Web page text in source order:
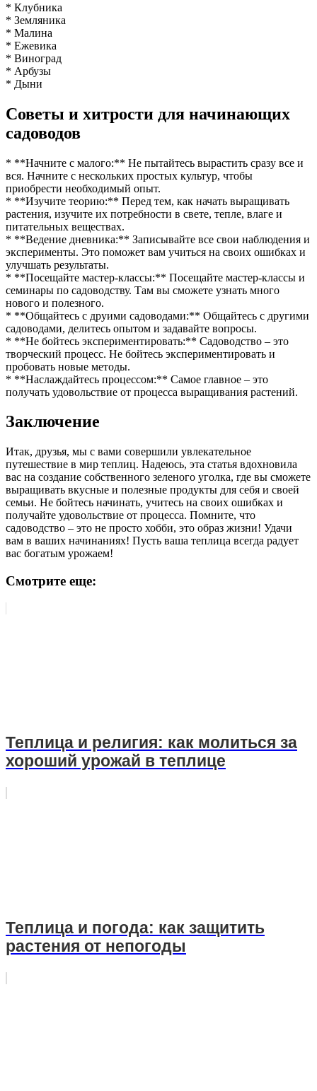
* Клубника
* Земляника
* Малина
* Ежевика
* Виноград
* Арбузы
* Дыни
Советы и хитрости для начинающих
садоводов
* **Начните с малого:** Не пытайтесь вырастить сразу все и
вся. Начните с нескольких простых культур, чтобы
приобрести необходимый опыт.
* **Изучите теорию:** Перед тем, как начать выращивать
растения, изучите их потребности в свете, тепле, влаге и
питательных веществах.
* **Ведение дневника:** Записывайте все свои наблюдения и
эксперименты. Это поможет вам учиться на своих ошибках и
улучшать результаты.
* **Посещайте мастер-классы:** Посещайте мастер-классы и
семинары по садоводству. Там вы сможете узнать много
нового и полезного.
* **Общайтесь с друими садоводами:** Общайтесь с другими
садоводами, делитесь опытом и задавайте вопросы.
* **Не бойтесь экспериментировать:** Садоводство – это
творческий процесс. Не бойтесь экспериментировать и
пробовать новые методы.
* **Наслаждайтесь процессом:** Самое главное – это
получать удовольствие от процесса выращивания растений.
Заключение
Итак, друзья, мы с вами совершили увлекательное
путешествие в мир теплиц. Надеюсь, эта статья вдохновила
вас на создание собственного зеленого уголка, где вы сможете
выращивать вкусные и полезные продукты для себя и своей
семьи. Не бойтесь начинать, учитесь на своих ошибках и
получайте удовольствие от процесса. Помните, что
садоводство – это не просто хобби, это образ жизни! Удачи
вам в ваших начинаниях! Пусть ваша теплица всегда радует
вас богатым урожаем!
Смотрите еще:
Теплица и религия: как молиться за
хороший урожай в теплице
Теплица и погода: как защитить
растения от непогоды